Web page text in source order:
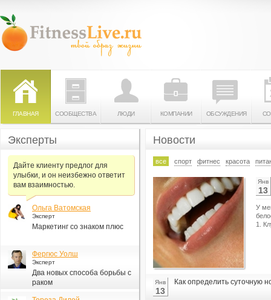
ГЛАВНАЯ СООБЩЕСТВА ЛЮДИ КОМПАНИИ ОБСУЖДЕНИЯ
Новости
все спорт фитнес красота
Янв
13
У
1.
Янв
13
Как определить суточную
Эксперты
Дайте клиенту предлог для
улыбки, и он неизбежно ответит
вам взаимностью.
Ольга Ватомская
Эксперт
Маркетинг со знаком плюс
Фергюс Уолш
Эксперт
Два новых способа борьбы с
раком